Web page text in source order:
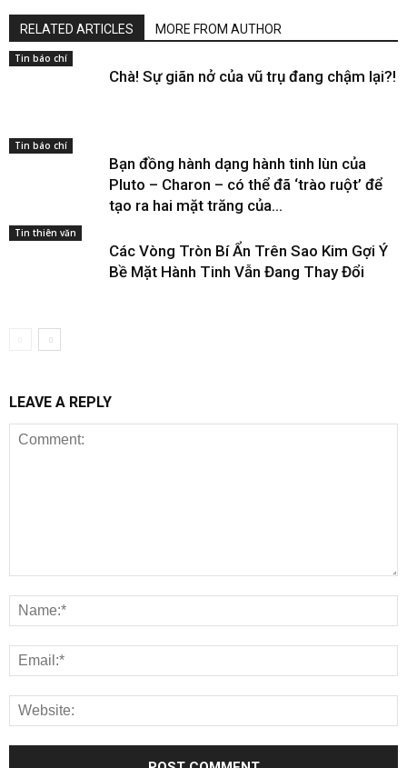
RELATED ARTICLES MORE FROM AUTHOR
Tin báo chí
Chà! Sự giãn nở của vũ trụ đang chậm lại?!
Tin báo chí
Bạn đồng hành dạng hành tinh lùn của
Pluto – Charon – có thể đã ‘trào ruột’ để
tạo ra hai mặt trăng của...
Tin thiên văn
Các Vòng Tròn Bí Ẩn Trên Sao Kim Gợi Ý
Bề Mặt Hành Tinh Vẫn Đang Thay Đổi
LEAVE A REPLY